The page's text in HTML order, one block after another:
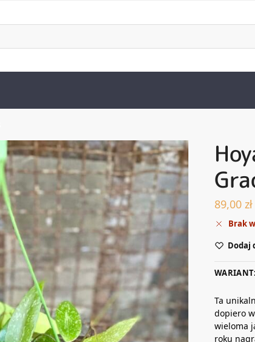
89,00 zł
Brak
Dodaj
Ta
dopiero
wieloma
roku